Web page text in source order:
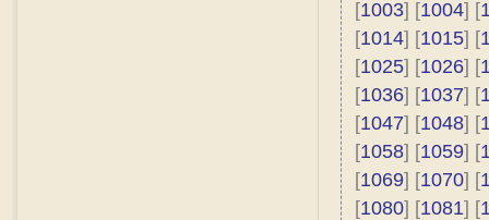
[1003] [1004] [
[1014] [1015] [
[1025] [1026] [
[1036] [1037] [
[1047] [1048] [
[1058] [1059] [
[1069] [1070] [
[1080] [1081] [